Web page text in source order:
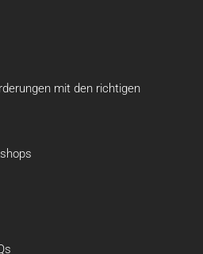
mit den richtigen